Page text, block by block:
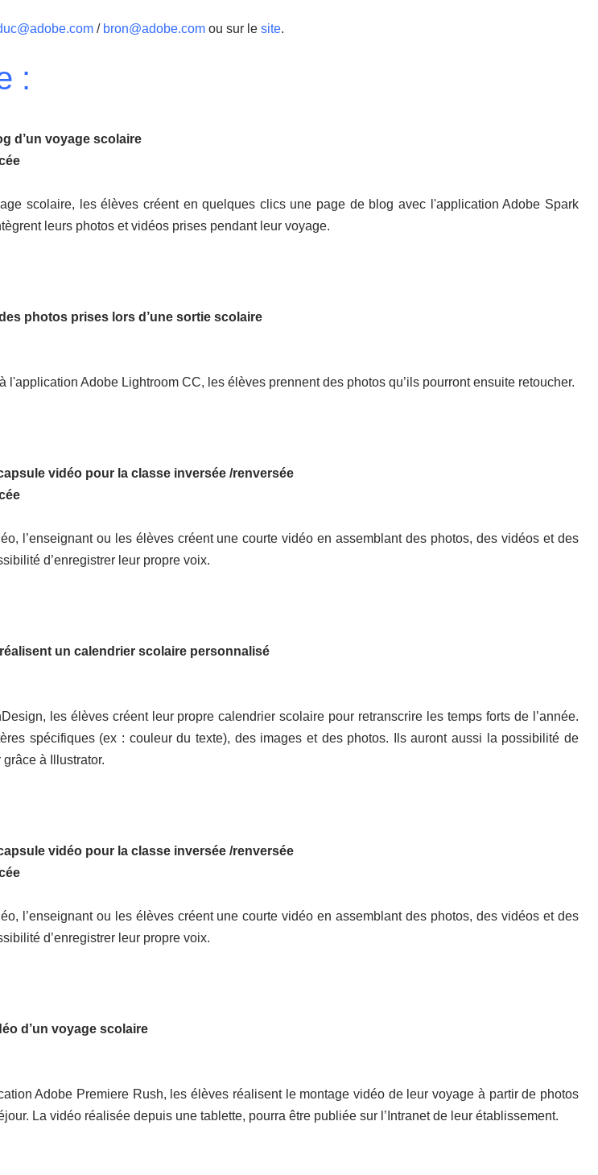
/ bron@adobe.com ou sur le site.
:
d’un voyage scolaire
scolaire, les élèves créent en quelques clics une page de blog avec l'application Adobe Spark
leurs photos et vidéos prises pendant leur voyage.
photos prises lors d’une sortie scolaire
l'application Adobe Lightroom CC, les élèves prennent des photos qu’ils pourront ensuite retoucher.
vidéo pour la classe inversée /renversée
l’enseignant ou les élèves créent une courte vidéo en assemblant des photos, des vidéos et des
d’enregistrer leur propre voix.
un calendrier scolaire personnalisé
les élèves créent leur propre calendrier scolaire pour retranscrire les temps forts de l’année.
spécifiques (ex : couleur du texte), des images et des photos. Ils auront aussi la possibilité de
à Illustrator.
vidéo pour la classe inversée /renversée
l’enseignant ou les élèves créent une courte vidéo en assemblant des photos, des vidéos et des
d’enregistrer leur propre voix.
d’un voyage scolaire
Adobe Premiere Rush, les élèves réalisent le montage vidéo de leur voyage à partir de photos
La vidéo réalisée depuis une tablette, pourra être publiée sur l’Intranet de leur établissement.